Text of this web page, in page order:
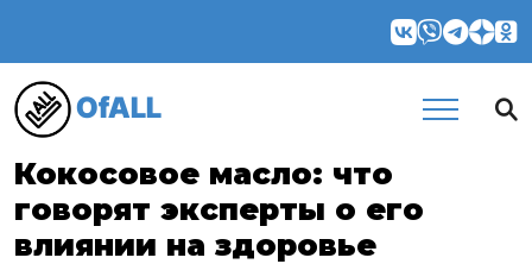
OfALL
Кокосовое масло: что
говорят эксперты о его
влиянии на здоровье